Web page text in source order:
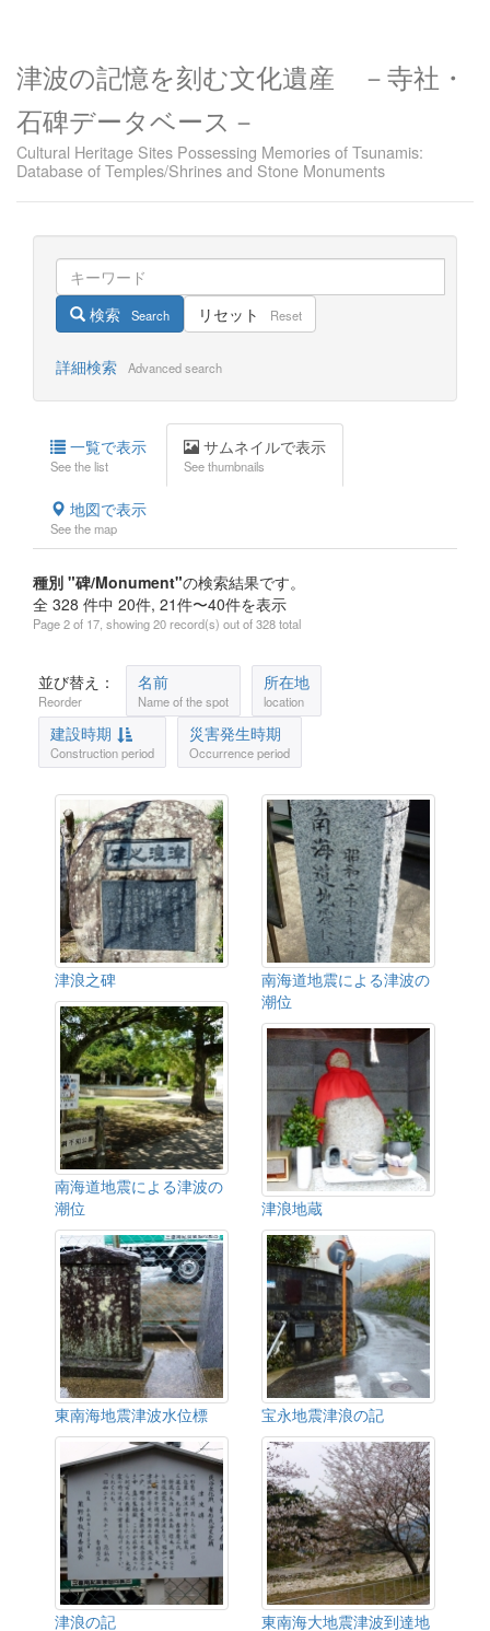
津波の記憶を刻む文化遺産 －寺社・
石碑データベース－
Cultural Heritage Sites Possessing Memories of Tsunamis:
Database of Temples/Shrines and Stone Monuments
検索 Search リセット Reset
詳細検索 Advanced search
一覧で表示
See the list
サムネイルで表示
See thumbnails
地図で表示
See the map
種別 "碑/Monument"の検索結果です。
全 328 件中 20件, 21件〜40件を表示
Page 2 of 17, showing 20 record(s) out of 328 total
並び替え：
Reorder
名前
Name of the spot
所在地
location
建設時期
Construction period
災害発生時期
Occurrence period
津浪之碑
南海道地震による津波の
潮位
南海道地震による津波の
潮位
津浪地蔵
東南海地震津波水位標 宝永地震津浪の記
津浪の記
東南海大地震津波到達地